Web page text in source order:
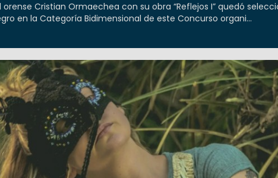
orense Cristian Ormaechea con su obra “Reflejos I” quedó
en la Categoría Bidimensional de este Concurso organi...